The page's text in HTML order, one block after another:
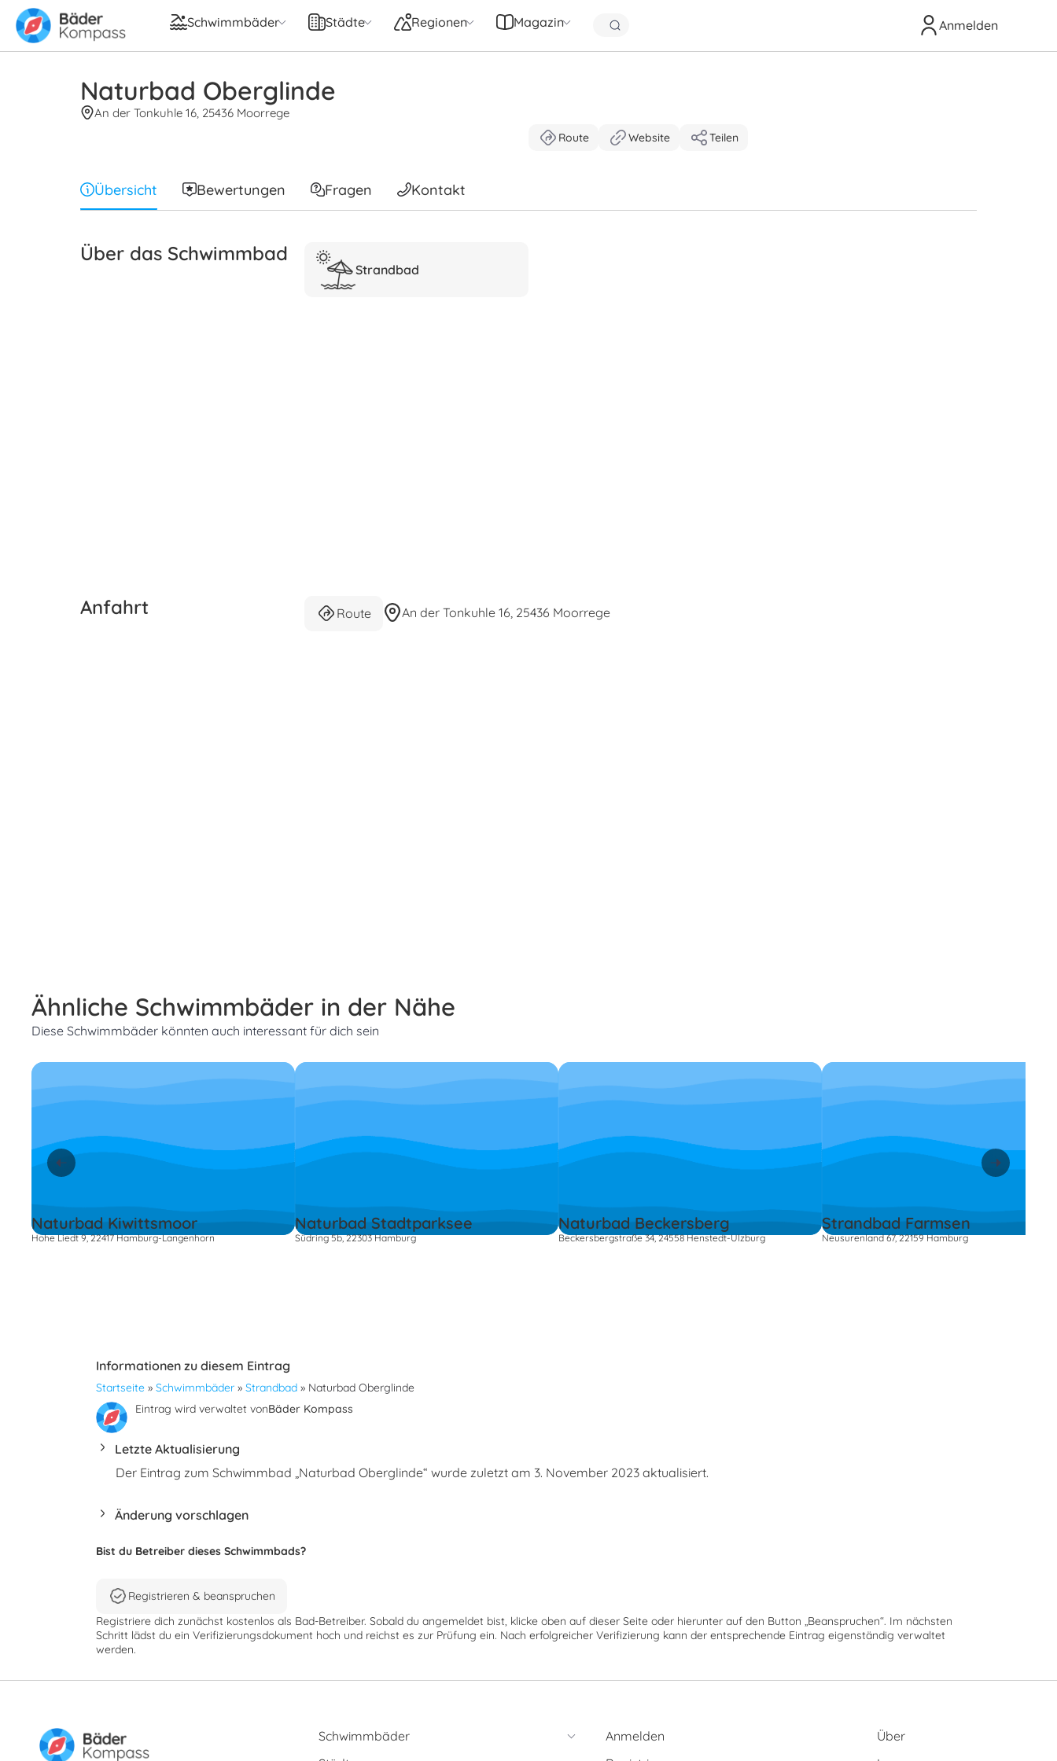
Schwimmbäder Städte Regionen Magazin Anmelden
Naturbad Oberglinde
An der Tonkuhle 16, 25436 Moorrege
Route Website Teilen
Übersicht Bewertungen Fragen Kontakt
Über das Schwimmbad
Strandbad
Anfahrt Route An der Tonkuhle 16, 25436 Moorrege
Ähnliche Schwimmbäder in der Nähe
Diese Schwimmbäder könnten auch interessant für dich sein
Naturbad Kiwittsmoor
Hohe Liedt 9, 22417 Hamburg-Langenhorn
Naturbad Stadtparksee
Südring 5b, 22303 Hamburg
Naturbad Beckersberg
Beckersbergstraße 34, 24558 Henstedt-Ulzburg
Strandbad Farmsen
Neusurenland 67, 22159 Hamburg
Informationen zu diesem Eintrag
Startseite » Schwimmbäder » Strandbad » Naturbad Oberglinde
Eintrag wird verwaltet vonBäder Kompass
Letzte Aktualisierung
Der Eintrag zum Schwimmbad „Naturbad Oberglinde“ wurde zuletzt am 3. November 2023 aktualisiert.
Änderung vorschlagen
Bist du Betreiber dieses Schwimmbads?
Registrieren & beanspruchen
Registriere dich zunächst kostenlos als Bad-Betreiber. Sobald du angemeldet bist, klicke oben auf dieser Seite oder hierunter auf den Button „Beanspruchen“. Im nächsten
Schritt lädst du ein Verifizierungsdokument hoch und reichst es zur Prüfung ein. Nach erfolgreicher Verifizierung kann der entsprechende Eintrag eigenständig verwaltet
werden.
Schwimmbäder
Anmelden
Über